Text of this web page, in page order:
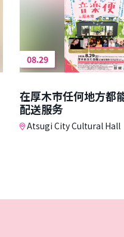
08.29
在厚木市任何地方都
配送服务
Atsugi City Cultural Hall